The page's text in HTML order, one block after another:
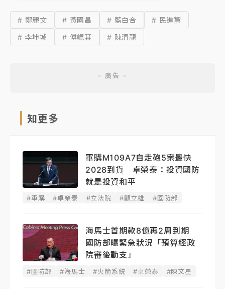
# 鄭麗文 # 黃國昌 # 藍白合
# 民進黨
# 李坤城
# 傅崐萁 # 陳清龍
知更多
軍購M109A7自走砲5案最快
2028到貨 卓榮泰：投資國防
就是投資和平
#軍購 #卓榮泰 #立法院 #顧立雄 #國防部
海馬士首期款8億再2周到期
國防部曝緊急狀況「預算經政
院審後動支」
#國防部 #海馬士 #火箭系統 #卓榮泰 #陳文星